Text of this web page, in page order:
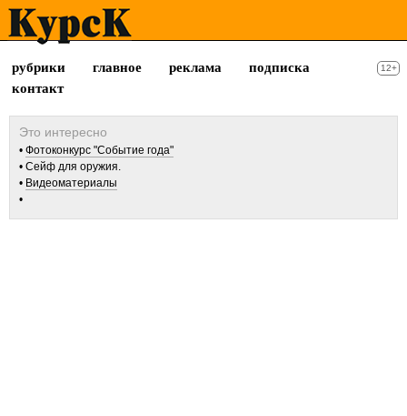
рубрики главное реклама
подписка
контакт
12+
Фотоконкурс "Событие года"
Сейф для оружия.
Видеоматериалы